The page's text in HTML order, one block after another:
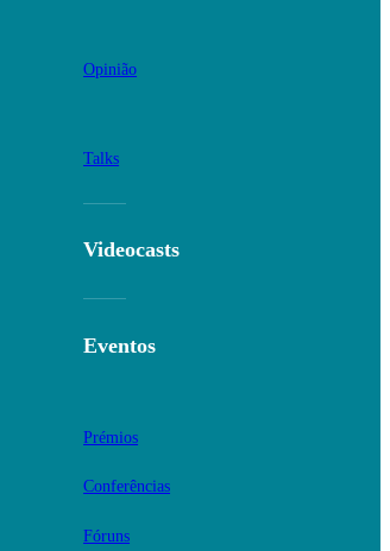
Opinião
Talks
Videocasts
Eventos
Prémios
Conferências
Fóruns